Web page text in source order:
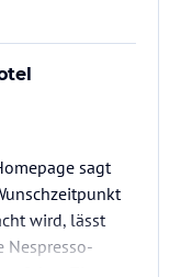
sagt
wird, lässt
Nespresso-